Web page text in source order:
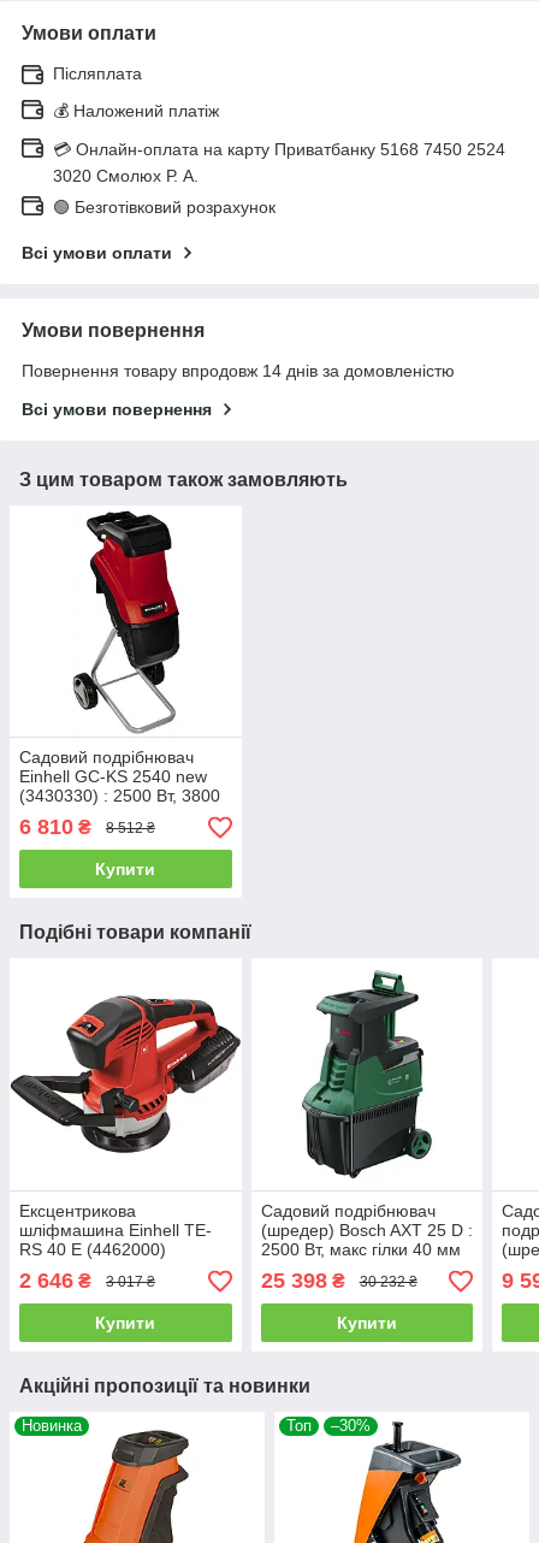
Умови оплати
Післяплата
💰 Наложений платіж
💳 Онлайн-оплата на карту Приватбанку 5168 7450 2524
3020 Смолюх Р. А.
🟢 Безготівковий розрахунок
Всі умови оплати
Умови повернення
Повернення товару впродовж 14 днів за домовленістю
Всі умови повернення
З цим товаром також замовляють
Садовий подрібнювач
Einhell GC-KS 2540 new
(3430330) : 2500 Вт, 3800
об/хв, 9.9 кг
6 810 ₴ 8 512 ₴
Купити
Подібні товари компанії
Ексцентрикова
шліфмашина Einhell TE-
RS 40 E (4462000)
2 646 ₴ 3 017 ₴
Купити
Садовий подрібнювач
(шредер) Bosch AXT 25 D :
2500 Вт, макс гілки 40 мм
25 398₴ 30 232 ₴
Купити
9
Акційні пропозиції та новинки
Новинка Топ –30%